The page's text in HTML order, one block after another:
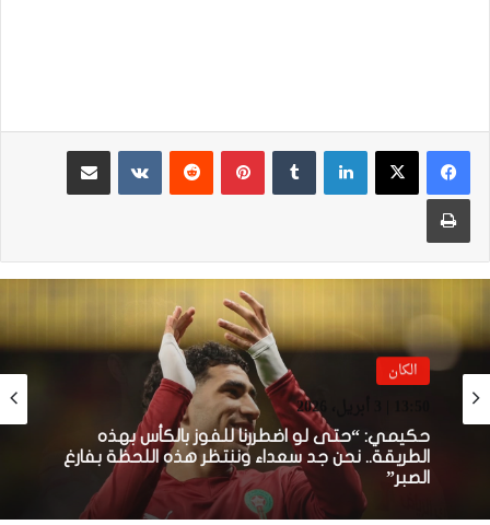
لينكدإن بينتيريست
مشاركة عبر البريد
طباعة
الكان
كوليبالي: بونو قال لي “ما بقيتيش بطل إفريقيا”..
وصدمة بعد إعلان سحب اللقب من السنغال